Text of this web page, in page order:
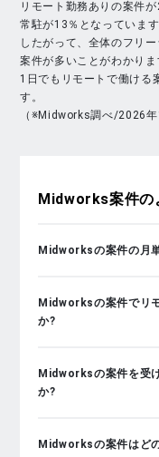
リモート勤務ありの案件が
常駐が13％となっています
したがって、全体のフリ
案件が多いことがわかりま
1日でもリモートで働ける
す。
（※Midworks調べ/2026
Midworks案件の
Midworksの案件の月
Midworksの案件でリ
か?
Midworksの案件を受
か?
Midworksの案件はど